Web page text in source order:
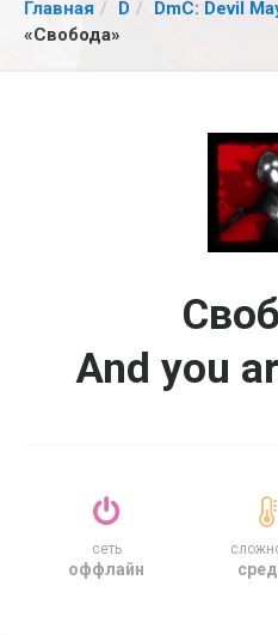
Главная D DmC: Devil
«Свобода»
And you
сеть
оффлайн